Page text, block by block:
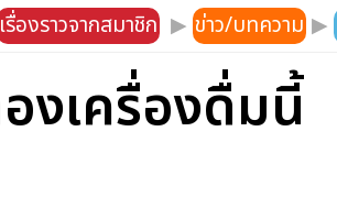
เรื่องราวจากสมาชิก ▶ ข่าว/บทความ ▶
เครื่องดื่มนี้